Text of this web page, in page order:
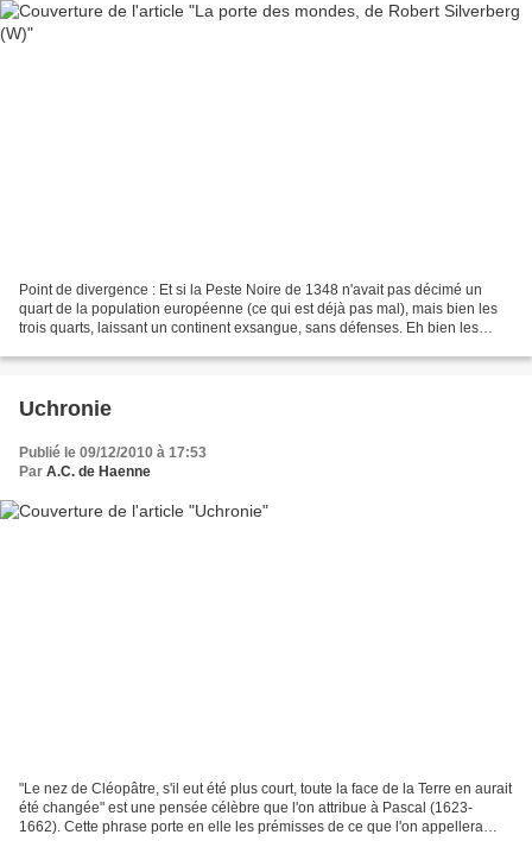
Point de divergence : Et si la Peste Noire de 1348 n'avait pas décimé un
quart de la population européenne (ce qui est déjà pas mal), mais bien les
trois quarts, laissant un continent exsangue, sans défenses. Eh bien les
Uchronie
Publié le 09/12/2010 à 17:53
Par A.C. de Haenne
"Le nez de Cléopâtre, s'il eut été plus court, toute la face de la Terre en aurait
été changée" est une pensée célèbre que l'on attribue à Pascal (1623-
1662). Cette phrase porte en elle les prémisses de ce que l'on appellera